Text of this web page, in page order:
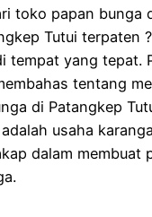
toko papan bunga
Tutui terpaten
tempat yang tepat.
tentang
di Patangkep
usaha
dalam membuat